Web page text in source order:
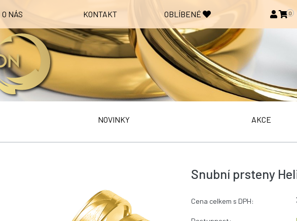
O NÁS KONTAKT OBLÍBENÉ 0
NOVINKY AKCE
Snubní prsteny
Cena celkem s DPH: